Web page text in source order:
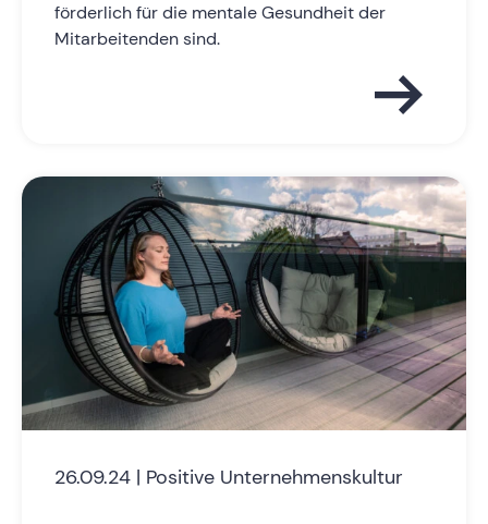
förderlich für die mentale Gesundheit der
Mitarbeitenden sind.
26.09.24 | Positive Unternehmenskultur